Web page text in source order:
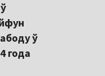
ў
года